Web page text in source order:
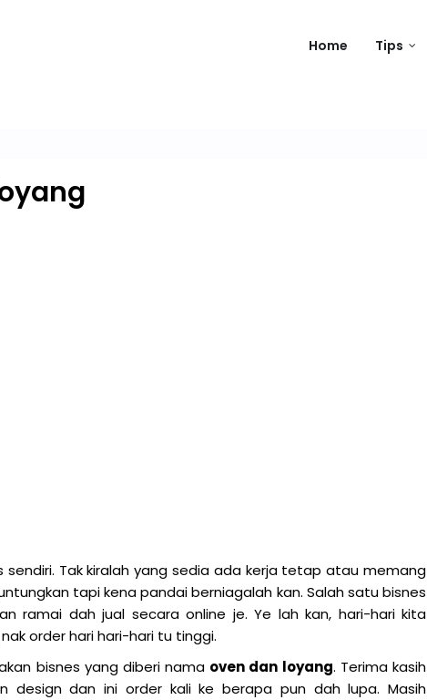
Home Tips
Tak kiralah yang sedia ada kerja tetap atau memang
tapi kena pandai berniagalah kan. Salah satu bisnes
ramai dah jual secara online je. Ye lah kan, hari-hari kita
order hari hari-hari tu tinggi.
bisnes yang diberi nama oven dan loyang. Terima kasih
design dan ini order kali ke berapa pun dah lupa. Masih